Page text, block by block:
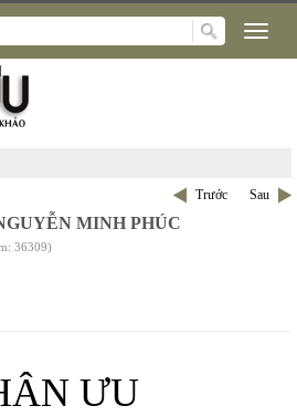
Trước Sau
MINH PHÚC
36309)
ƯU